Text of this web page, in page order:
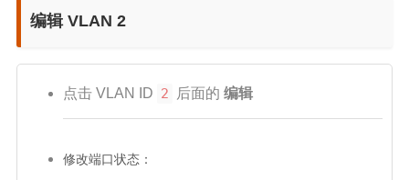
编辑 VLAN 2
点击 VLAN ID 2 后面的 编辑
修改端口状态：